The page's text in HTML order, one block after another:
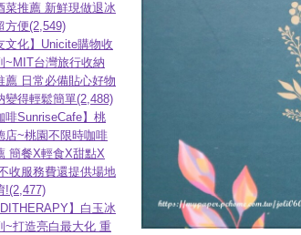
菜推薦 新鮮現做退冰
方便(2,549)
文化】Unicite購物收
~MIT台灣旅行收納
薦 日常必備貼心好物
變得輕鬆簡單(2,488)
啡SunriseCafe】桃
店~桃園不限時咖啡
簡餐X輕食X甜點X
收服務費還提供場地
!(2,477)
】白玉冰
~打造亮白最大化 重